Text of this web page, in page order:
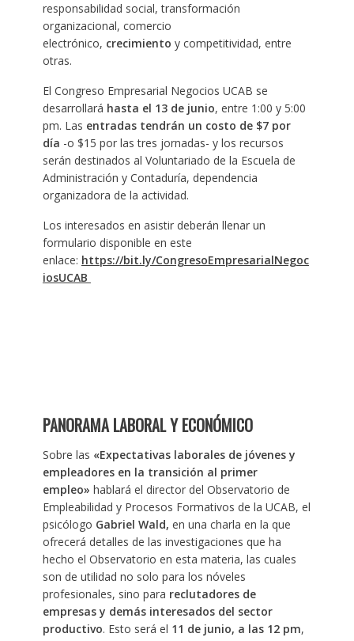
responsabilidad social, transformación
organizacional, comercio
electrónico, crecimiento y competitividad, entre
otras.
El Congreso Empresarial Negocios UCAB se
desarrollará hasta el 13 de junio, entre 1:00 y 5:00
pm. Las entradas tendrán un costo de $7 por
día -o $15 por las tres jornadas- y los recursos
serán destinados al Voluntariado de la Escuela de
Administración y Contaduría, dependencia
organizadora de la actividad.
Los interesados en asistir deberán llenar un
formulario disponible en este
enlace: https://bit.ly/CongresoEmpresarialNegoc
iosUCAB
PANORAMA LABORAL Y ECONÓMICO
Sobre las «Expectativas laborales de jóvenes y
empleadores en la transición al primer
empleo» hablará el director del Observatorio de
Empleabilidad y Procesos Formativos de la UCAB, el
psicólogo Gabriel Wald, en una charla en la que
ofrecerá detalles de las investigaciones que ha
hecho el Observatorio en esta materia, las cuales
son de utilidad no solo para los nóveles
profesionales, sino para reclutadores de
empresas y demás interesados del sector
productivo. Esto será el 11 de junio, a las 12 pm,